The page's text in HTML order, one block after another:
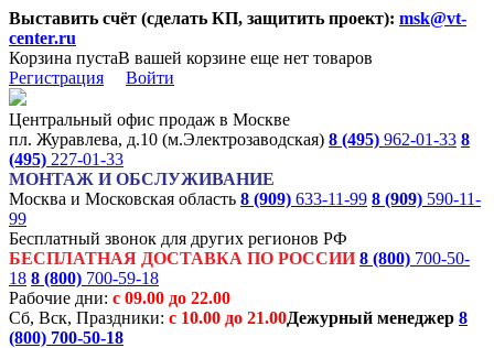
Выставить счёт (сделать КП, защитить проект): msk@vt-
center.ru
Корзина пустаВ вашей корзине еще нет товаров
Регистрация
Войти
Центральный офис продаж в Москве
пл. Журавлева, д.10 (м.Электрозаводская) 8 (495) 962-01-33 8
(495) 227-01-33
МОНТАЖ И ОБСЛУЖИВАНИЕ
Москва и Московская область 8 (909) 633-11-99 8 (909) 590-11-
99
Бесплатный звонок для других регионов РФ
БЕСПЛАТНАЯ ДОСТАВКА ПО РОССИИ 8 (800) 700-50-
18 8 (800) 700-59-18
Рабочие дни: с 09.00 до 22.00
Сб, Вск, Праздники: с 10.00 до 21.00Дежурный менеджер 8
(800) 700-50-18